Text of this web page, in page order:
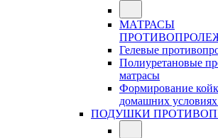
МАТРАСЫ
Гелевые
Полиуретановые
матрасы
Формирование
домашних
ПОДУШКИ